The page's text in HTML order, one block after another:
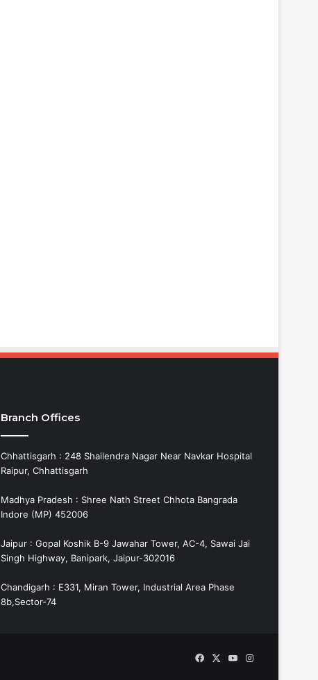
Branch Offices
Chhattisgarh : 248 Shailendra Nagar Near Navkar Hospital
Raipur, Chhattisgarh
Madhya Pradesh : Shree Nath Street Chhota Bangrada
Indore (MP) 452006
Jaipur : Gopal Koshik B-9 Jawahar Tower, AC-4, Sawai Jai
Singh Highway, Banipark, Jaipur-302016
Chandigarh : E331, Miran Tower, Industrial Area Phase
8b,Sector-74
Facebook
X YouTubeInstagram